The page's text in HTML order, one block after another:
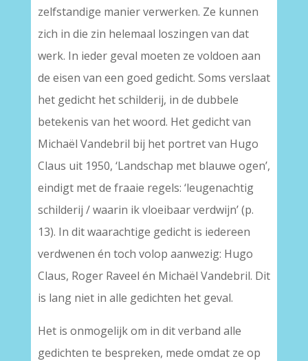
zelfstandige manier verwerken. Ze kunnen
zich in die zin helemaal loszingen van dat
werk. In ieder geval moeten ze voldoen aan
de eisen van een goed gedicht. Soms verslaat
het gedicht het schilderij, in de dubbele
betekenis van het woord. Het gedicht van
Michaël Vandebril bij het portret van Hugo
Claus uit 1950, ‘Landschap met blauwe ogen’,
eindigt met de fraaie regels: ‘leugenachtig
schilderij / waarin ik vloeibaar verdwijn’ (p.
13). In dit waarachtige gedicht is iedereen
verdwenen én toch volop aanwezig: Hugo
Claus, Roger Raveel én Michaël Vandebril. Dit
is lang niet in alle gedichten het geval.
Het is onmogelijk om in dit verband alle
gedichten te bespreken, mede omdat ze op